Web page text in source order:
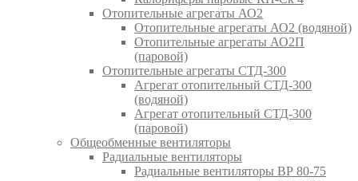
Отопительные агрегаты АО2
Отопительные агрегаты АО2 (водяной)
Отопительные агрегаты АО2П
(паровой)
Отопительные агрегаты СТД-300
Агрегат отопительный СТД-300
(водяной)
Агрегат отопительный СТД-300
(паровой)
Общеобменные вентиляторы
Радиальные вентиляторы
Радиальные вентиляторы ВР 80-75